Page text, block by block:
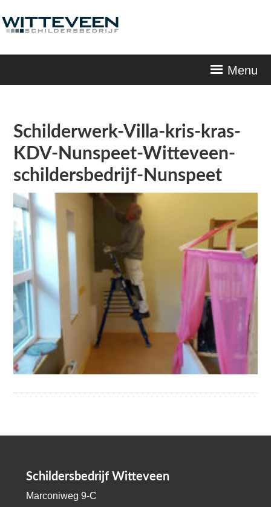
Menu
Schilderwerk-Villa-kris-kras-
KDV-Nunspeet-Witteveen-
schildersbedrijf-Nunspeet
Schildersbedrijf Witteveen
Marconiweg 9-C